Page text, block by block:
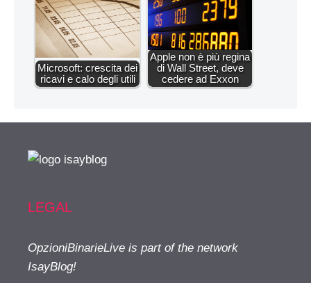
Microsoft: crescita dei
ricavi e calo degli utili
Apple non è più regina
di Wall Street, deve
cedere ad Exxon
LEGAL
OpzioniBinarieLive is part of the network
IsayBlog!